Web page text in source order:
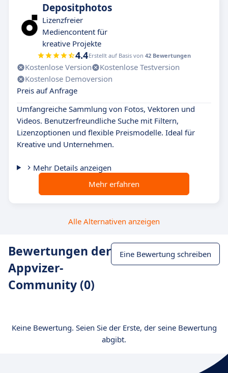
Depositphotos
Lizenzfreier
Mediencontent für
kreative Projekte
4.4Erstellt auf Basis von 42 Bewertungen
Kostenlose Version
Kostenlose Testversion
Kostenlose Demoversion
Preis auf Anfrage
Umfangreiche Sammlung von Fotos, Vektoren und
Videos. Benutzerfreundliche Suche mit Filtern,
Lizenzoptionen und flexible Preismodelle. Ideal für
Kreative und Unternehmen.
Mehr Details anzeigen
Mehr erfahren
Alle Alternativen anzeigen
Bewertungen der
Appvizer-
Community (0)
Eine Bewertung schreiben
Keine Bewertung. Seien Sie der Erste, der seine Bewertung
abgibt.